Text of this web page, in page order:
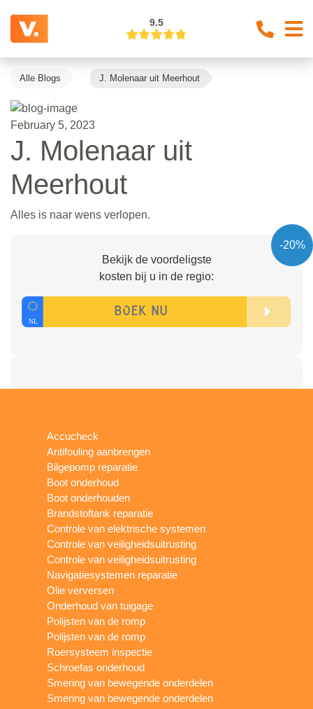
9.5
Alle Blogs J. Molenaar uit Meerhout
February 5, 2023
J. Molenaar uit
Meerhout
Alles is naar wens verlopen.
-20%
Bekijk de voordeligste
kosten bij u in de regio:
Accucheck
Antifouling aanbrengen
Bilgepomp reparatie
Boot onderhoud
Boot onderhouden
Brandstoftank reparatie
Controle van elektrische systemen
Controle van veiligheidsuitrusting
Controle van veiligheidsuitrusting
Navigatiesystemen reparatie
Olie verversen
Onderhoud van tuigage
Polijsten van de romp
Polijsten van de romp
Roersysteem inspectie
Schroefas onderhoud
Smering van bewegende onderdelen
Smering van bewegende onderdelen